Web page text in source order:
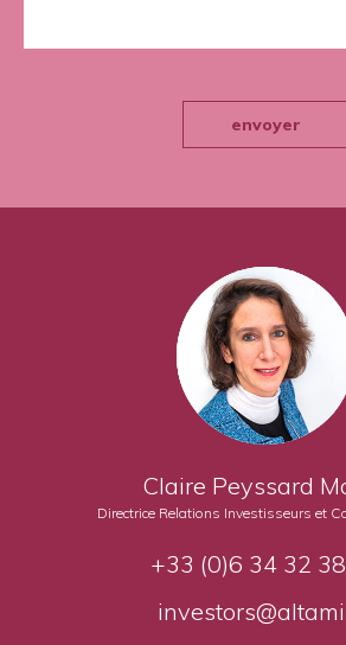
envoyer
Claire Peyssard
Directrice Relations Investisseurs et
+33 (0)6 34 32